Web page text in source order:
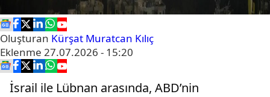
Oluşturan Kürşat Muratcan Kılıç
Eklenme 27.07.2026 - 15:20
İsrail ile Lübnan arasında, ABD’nin